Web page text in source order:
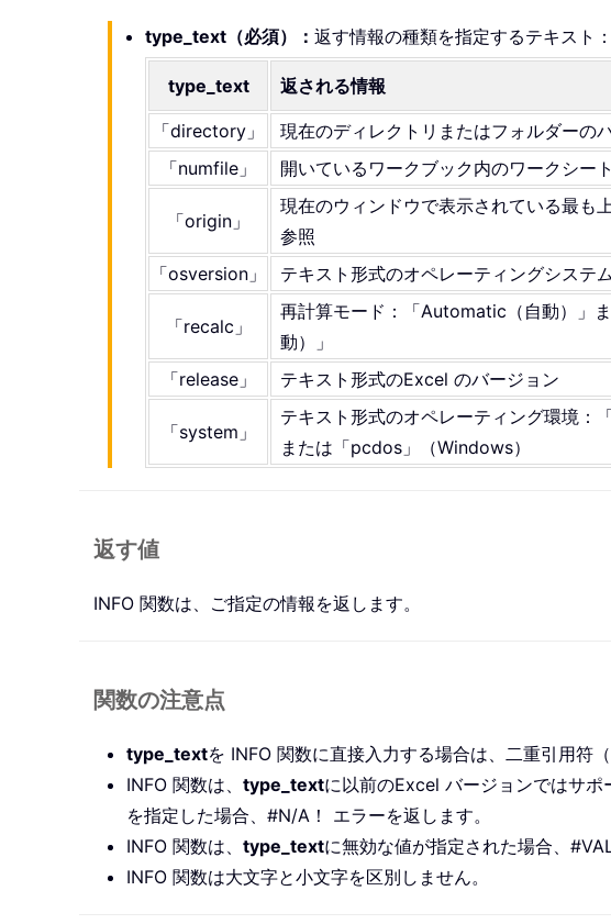
type_text（必須）： 返す情報の種類を指定するテキスト：
type_text 返される情報
「directory」
現在のディレクトリまたはフォルダーの
「numfile」
開いているワークブック内のワークシー
「origin」
現在のウィンドウで表示されている最も
参照
「osversion」
テキスト形式のオペレーティングシステ
「recalc」
再計算モード：「Automatic（自動）」
動）」
「release」
テキスト形式のExcel のバージョン
「system」
テキスト形式のオペレーティング環境：
または「pcdos」（Windows）
返す値
INFO 関数は、ご指定の情報を返します。
関数の注意点
type_textを INFO 関数に直接入力する場合は、二重引用符
INFO 関数は、 type_textに以前のExcel バージョンではサ
を指定した場合、#N/A！ エラーを返します。
INFO 関数は、 type_textに無効な値が指定された場合、
INFO 関数は大文字と小文字を区別しません。